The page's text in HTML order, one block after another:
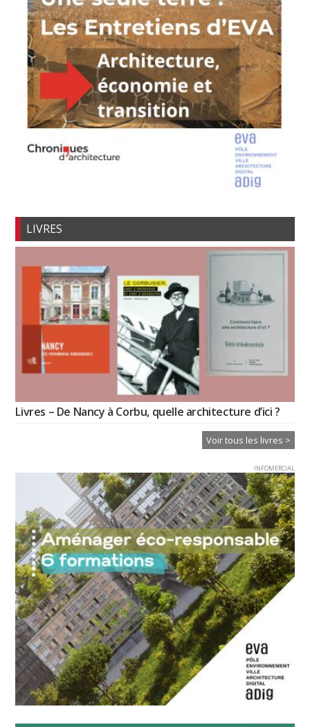
LIVRES
Livres – De Nancy à Corbu, quelle architecture d’ici ?
Voir tous les livres >
INFOMERCIAL